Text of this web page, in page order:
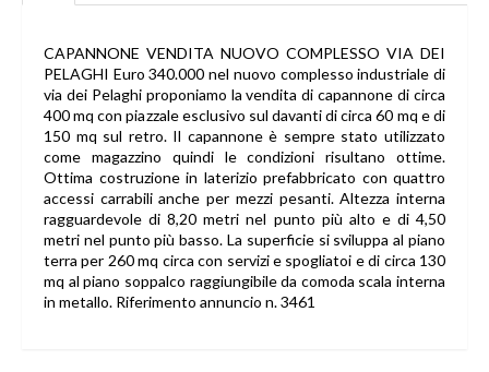
CAPANNONE VENDITA NUOVO COMPLESSO VIA DEI
PELAGHI Euro 340.000 nel nuovo complesso industriale di
via dei Pelaghi proponiamo la vendita di capannone di circa
400 mq con piazzale esclusivo sul davanti di circa 60 mq e di
150 mq sul retro. Il capannone è sempre stato utilizzato
come magazzino quindi le condizioni risultano ottime.
Ottima costruzione in laterizio prefabbricato con quattro
accessi carrabili anche per mezzi pesanti. Altezza interna
ragguardevole di 8,20 metri nel punto più alto e di 4,50
metri nel punto più basso. La superficie si sviluppa al piano
terra per 260 mq circa con servizi e spogliatoi e di circa 130
mq al piano soppalco raggiungibile da comoda scala interna
in metallo. Riferimento annuncio n. 3461